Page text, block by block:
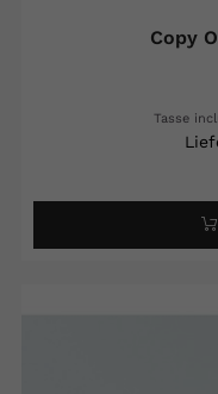
Copy
Tasse